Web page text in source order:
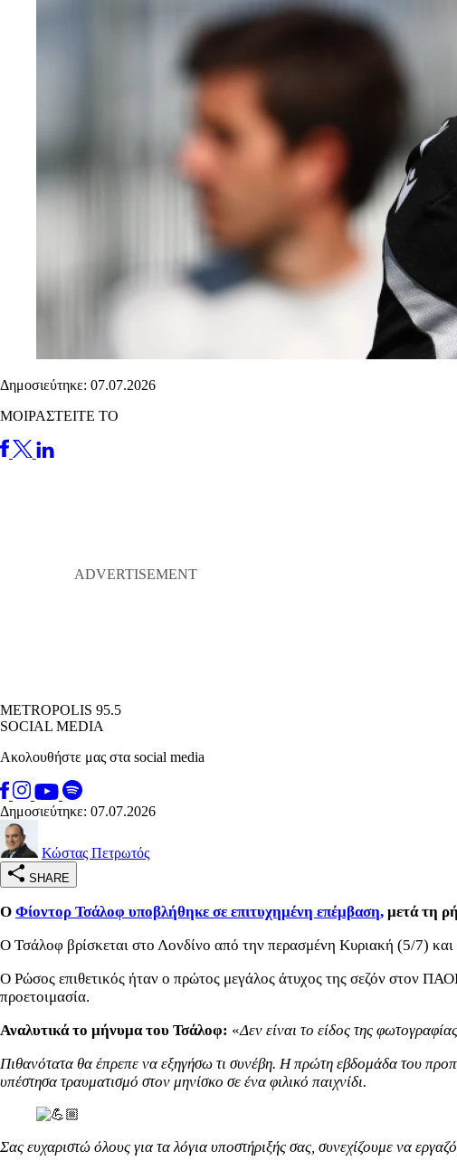
Δημοσιεύτηκε: 07.07.2026
ΜΟΙΡΑΣΤΕΙΤΕ ΤΟ
METROPOLIS 95.5
SOCIAL MEDIA
Ακολουθήστε μας στα social media
Δημοσιεύτηκε: 07.07.2026
Κώστας Πετρωτός
SHARE
Ο Φίοντορ Τσάλοφ υποβλήθηκε σε επιτυχημένη επέμβαση, μετά τη
Ο Τσάλοφ βρίσκεται στο Λονδίνο από την περασμένη Κυριακή (5/7) και
Ο Ρώσος επιθετικός ήταν ο πρώτος μεγάλος άτυχος της σεζόν στον
προετοιμασία.
Αναλυτικά το μήνυμα του Τσάλοφ: «Δεν είναι το είδος της
Πιθανότατα θα έπρεπε να εξηγήσω τι συνέβη. Η πρώτη εβδομάδα του
υπέστησα τραυματισμό στον μηνίσκο σε ένα φιλικό παιχνίδι.
Σας ευχαριστώ όλους για τα λόγια υποστήριξής σας, συνεχίζουμε να